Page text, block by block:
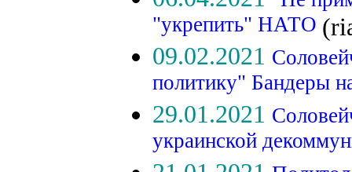
"укрепить" НАТО
09.02.2021
политику" Бандеры
29.01.2021
украинской